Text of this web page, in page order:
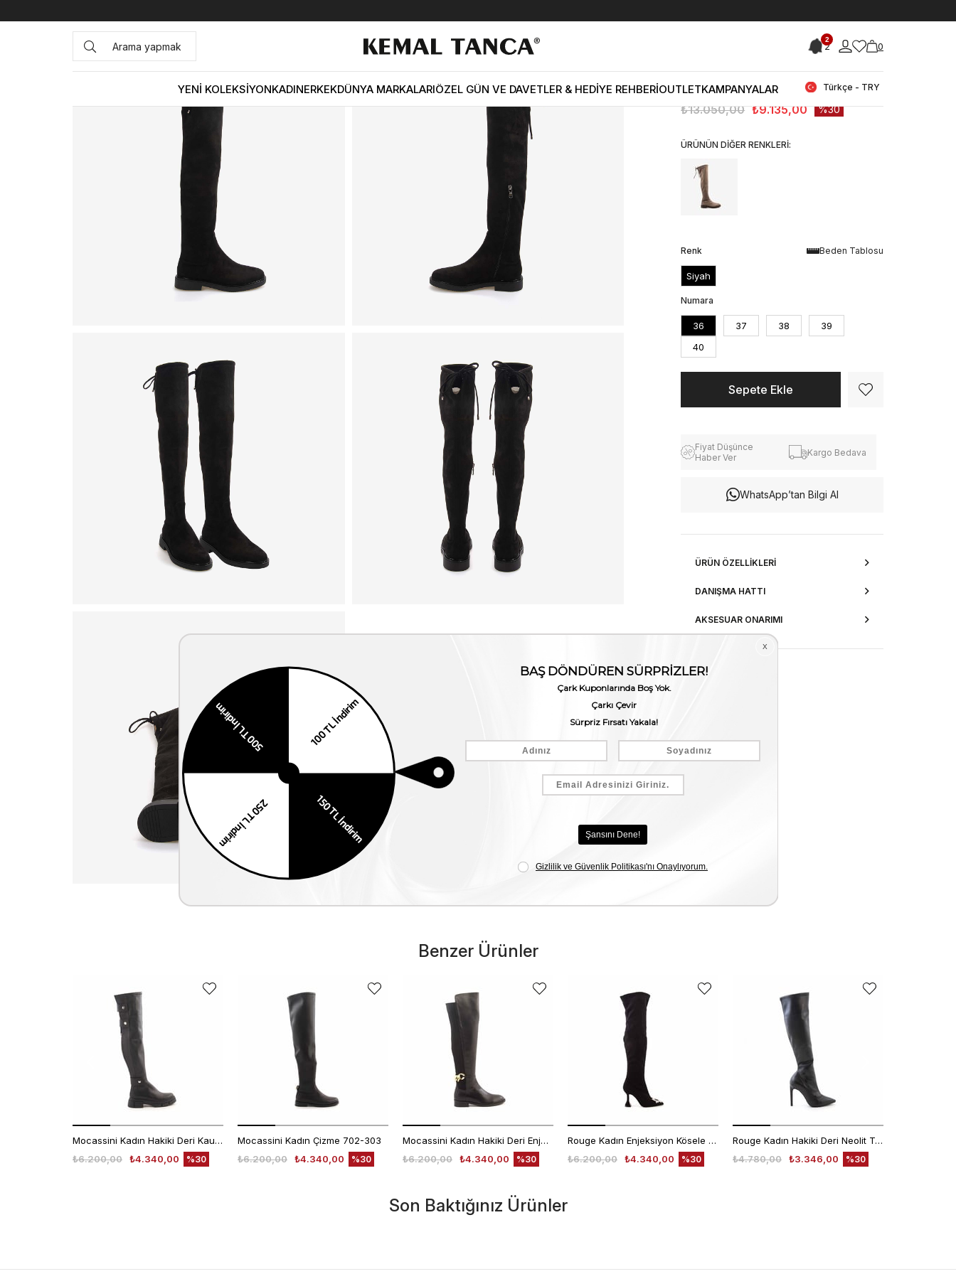
2
2 0
Türkçe - TRY
YENİ KOLEKSİYONKADINERKEKDÜNYA MARKALARIÖZEL GÜN VE DAVETLER & HEDİYE REHBERİOUTLETKAMPANYALAR
Anasayfa KADIN BOT&ÇİZME Günlük Çizme Mocassini Strech Diz Üstü Kadın Çizme 5720-72 < < Önceki Sayfaya Dön
Mocassini Strech Diz Üstü Kadın
Çizme 5720-72
₺13.050,00 ₺9.135,00 30
ÜRÜNÜN DİĞER RENKLERİ:
Beden Tablosu
Renk
Siyah
Numara
36 37 38
39
40
Fiyat Düşünce
Haber Ver
Kargo Bedava
WhatsApp’tan Bilgi Al
ÜRÜN ÖZELLIKLERI
DANIŞMA HATTI
AKSESUAR ONARIMI
Benzer Ürünler
Mocassini Kadın Hakiki Deri Kauçuk Taban Siyah Günlük Çizme
₺4.340,00
₺6.200,00 %30
Mocassini Kadın Çizme 702-303
₺4.340,00
₺6.200,00 %30
Mocassini Kadın Hakiki Deri Enjeksiyon Microlight Taban Siyah Günlük Çizme
₺4.340,00
₺6.200,00 %30
Rouge Kadın Enjeksiyon Kösele Siyah Streç Deri 9,5cm Topuklu Çizme 924-18
₺4.340,00
₺6.200,00 %30
Rouge Kadın Hakiki Deri Neolit Taban Siyah Günlük Çizme
₺3.346,00
₺4.780,00 %30
Son Baktığınız Ürünler